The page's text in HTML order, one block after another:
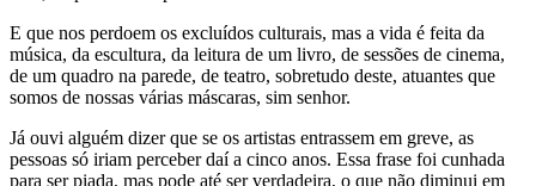
E que nos perdoem os excluídos culturais, mas a vida é feita da
música, da escultura, da leitura de um livro, de sessões de cinema,
de um quadro na parede, de teatro, sobretudo deste, atuantes que
somos de nossas várias máscaras, sim senhor.
Já ouvi alguém dizer que se os artistas entrassem em greve, as
pessoas só iriam perceber daí a cinco anos. Essa frase foi cunhada
para ser piada, mas pode até ser verdadeira, o que não diminui em